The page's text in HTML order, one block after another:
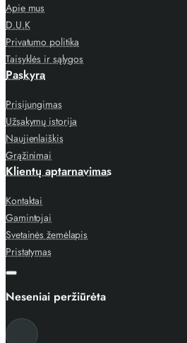
Apie mus
D.U.K
Privatumo politika
Taisyklės ir sąlygos
Paskyra
Prisijungimas
Užsakymų istorija
Naujienlaiškis
Grąžinimai
Klientų aptarnavimas
Kontaktai
Gamintojai
Svetainės žemėlapis
Pristatymas
Neseniai peržiūrėta